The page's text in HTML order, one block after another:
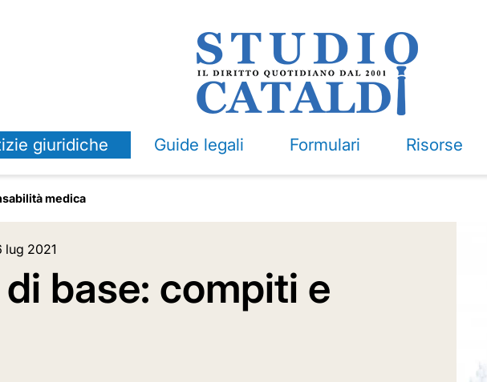
giuridiche Guide legali Formulari Risorse
medica
lug 2021
base: compiti e